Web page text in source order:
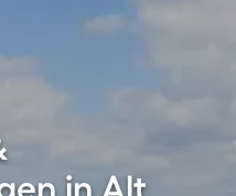
in Alt